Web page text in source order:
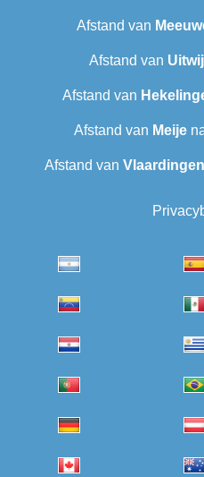
Afstand van
Afstand van
Afstand van
Afstand van Meije
Afstand van Vlaardingen